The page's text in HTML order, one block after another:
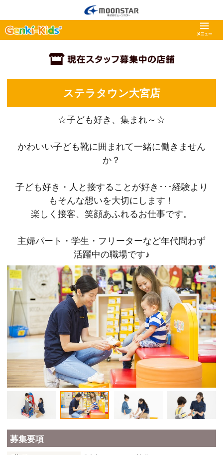
ステラタウン大宮店
☆子ども好き、集まれ～☆
かわいい子ども靴に囲まれて一緒に働きません
か？
子ども好き・人と接することが好き･･･経験より
もそんな想いを大切にします！
楽しく接客、笑顔あふれるお仕事です。
主婦パート・学生・フリーターなど年代問わず
活躍中の職場です♪
募集要項